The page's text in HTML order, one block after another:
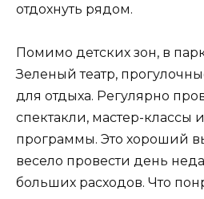
отдохнуть рядом.
Помимо детских зон, в
Зеленый театр,
для отдыха. Регулярно
спектакли, мастер-классы
программы. Это хороший
весело провести день
больших расходов. Что